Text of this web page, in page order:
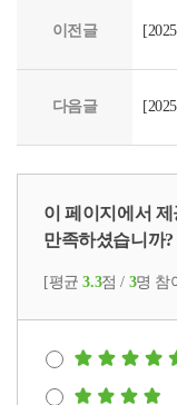
이전글
다음글
이 페이지에서
만족하셨습니까?
[평균3.3점 / 3명 참